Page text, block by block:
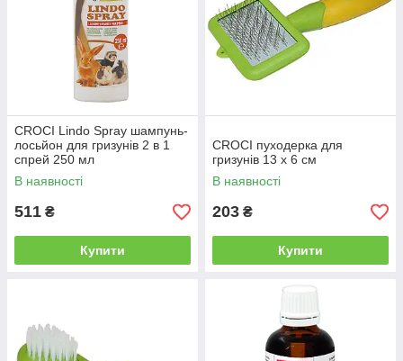
CROCI Lindo Spray шампунь-
лосьйон для гризунів 2 в 1
спрей 250 мл
В наявності
511 ₴
Купити
CROCI пуходерка для
гризунів 13 х 6 см
В наявності
203 ₴
Купити